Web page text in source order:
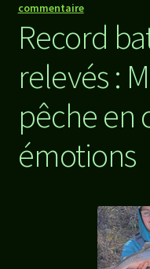
commentaire
Record
relevés :
pêche en
émotions